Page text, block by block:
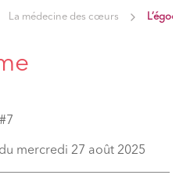
La médecine des cœurs
mercredi 27 août 2025